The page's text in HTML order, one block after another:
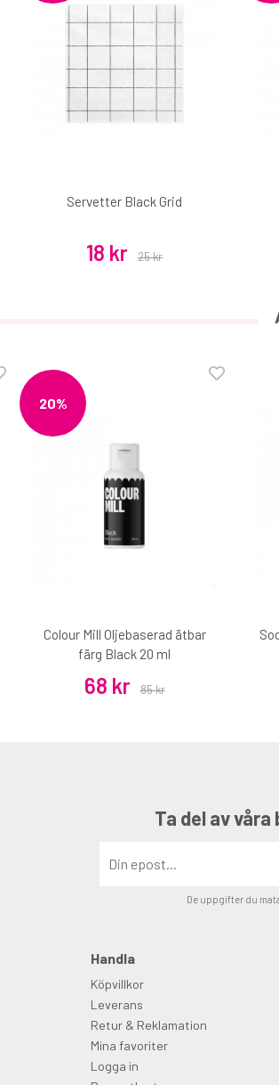
Servetter Black Grid
18 kr 25 kr
20%
Colour Mill Oljebaserad ätbar
färg Black 20 ml
68 kr 85 kr
Ta del av
De uppgifter du
Handla
Köpvillkor
Leverans
Retur & Reklamation
Mina favoriter
Logga in